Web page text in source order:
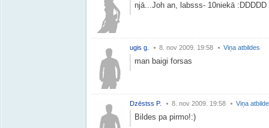
njā...Joh an, labsss- 10niekā :DDDDD
ugis g. 8. nov 2009. 19:58 Viņa atbildes
man baigi forsas
Dzēstss P. 8. nov 2009. 19:58 Viņa
Bildes pa pirmo!:)